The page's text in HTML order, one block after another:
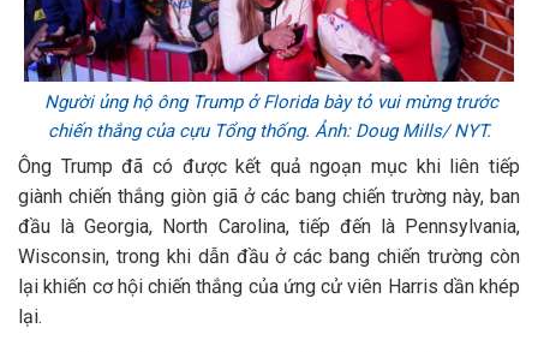
Người ủng hộ ông Trump ở Florida bày tỏ vui mừng trước
chiến thắng của cựu Tổng thống. Ảnh: Doug Mills/ NYT.
Ông Trump đã có được kết quả ngoạn mục khi liên tiếp
giành chiến thắng giòn giã ở các bang chiến trường này, ban
đầu là Georgia, North Carolina, tiếp đến là Pennsylvania,
Wisconsin, trong khi dẫn đầu ở các bang chiến trường còn
lại khiến cơ hội chiến thắng của ứng cử viên Harris dần khép
lại.